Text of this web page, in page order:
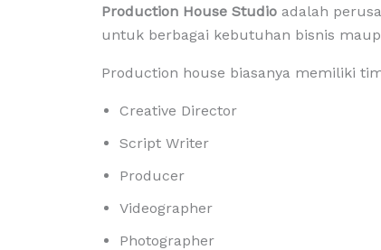
Production House Studio adalah
untuk berbagai kebutuhan bisnis
Production house biasanya memiliki
Creative Director
Script Writer
Producer
Videographer
Photographer